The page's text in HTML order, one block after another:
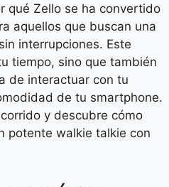
qué Zello se ha convertido
aquellos que buscan una
interrupciones. Este
tiempo, sino que también
de interactuar con tu
de tu smartphone.
y descubre cómo
potente walkie talkie con